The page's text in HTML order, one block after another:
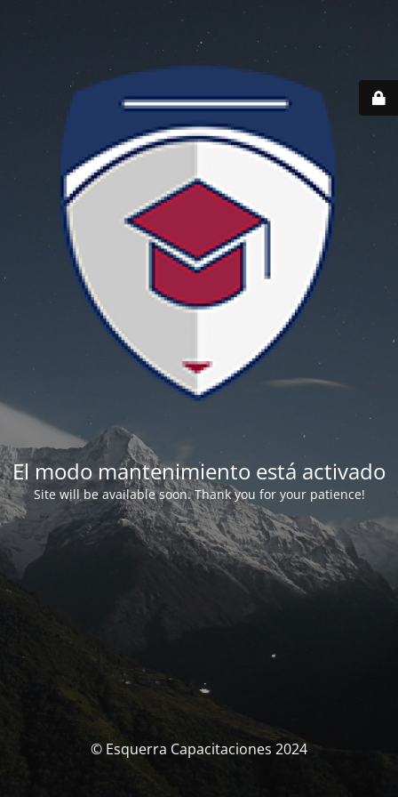
El modo mantenimiento está activado
Site will be available soon. Thank you for your patience!
© Esquerra Capacitaciones 2024